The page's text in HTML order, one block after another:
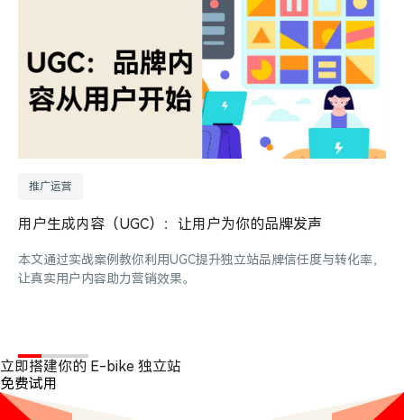
推广运营
用户生成内容（UGC）：让用户为你的品牌发声
本文通过实战案例教你利用UGC提升独立站品牌信任度与转化率，
让真实用户内容助力营销效果。
立即搭建你的 E-bike 独立站
免费试用